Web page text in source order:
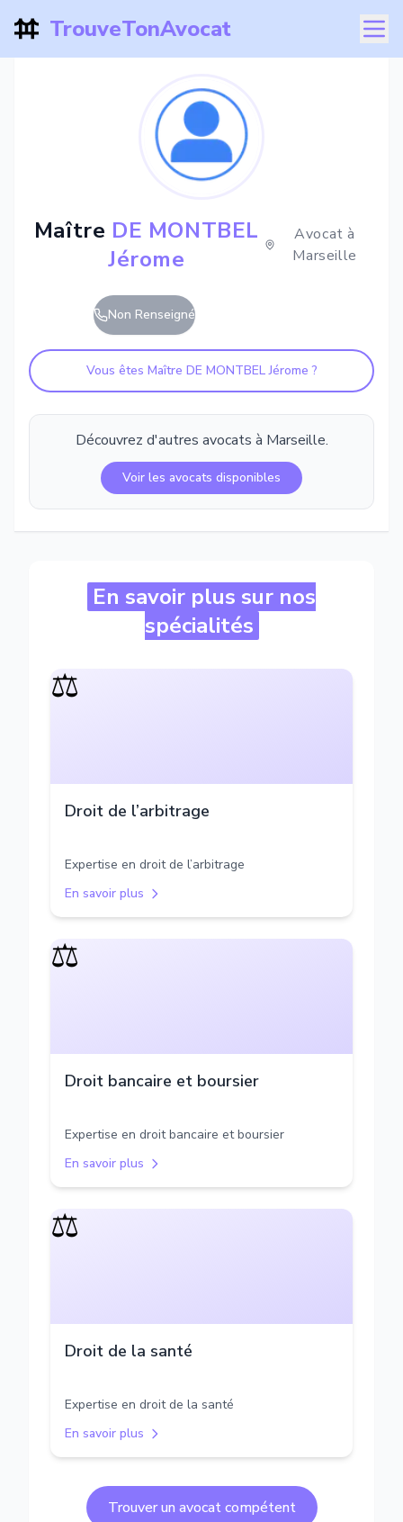
TrouveTonAvocat
Maître DE MONTBEL
Jérome
Avocat à
Marseille
Non Renseigné
Vous êtes Maître DE MONTBEL Jérome ?
Découvrez d'autres avocats à Marseille.
Voir les avocats disponibles
En savoir plus sur nos
spécialités
⚖️
Droit de l’arbitrage
Expertise en droit de l’arbitrage
En savoir plus
⚖️
Droit bancaire et boursier
Expertise en droit bancaire et boursier
En savoir plus
⚖️
Droit de la santé
Expertise en droit de la santé
En savoir plus
Trouver un avocat compétent